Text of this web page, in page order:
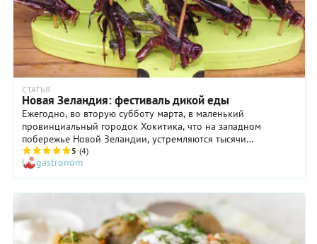
СТАТЬЯ
Новая Зеландия: фестиваль дикой еды
Ежегодно, во вторую субботу марта, в маленький
провинциальный городок Хокитика, что на западном
побережье Новой Зеландии, устремляются тысячи
любителей экзотической еды. В этот день здесь проходит
фестиваль дикой еды или, как еще его здесь называют,
«день безумной жратвы».
5 (4)
gastronom